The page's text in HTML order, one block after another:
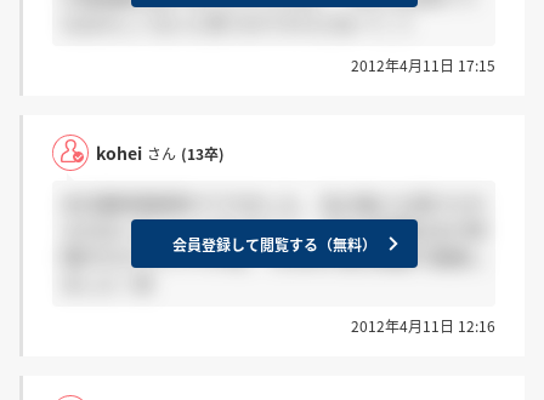
2012年4月11日 17:15
kohei さん (13卒)
る方はいらっしゃるとのこと。 やはり結果はまだ時
間がかかりそうですね。 ちなみに私も英語で面接し
会員登録して閲覧する（無料）
2012年4月11日 12:16